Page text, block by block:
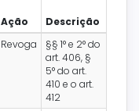
Ação
Descrição
Revoga
§§ 1° e 2° do
art. 406, §
5° do art.
410 e o art.
412